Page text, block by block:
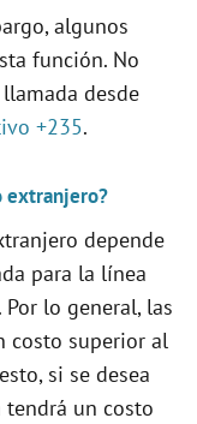
algunos
función. No
desde
+235.
extranjero?
depende
para la línea
lo general, las
costo superior al
si se desea
tendrá un costo